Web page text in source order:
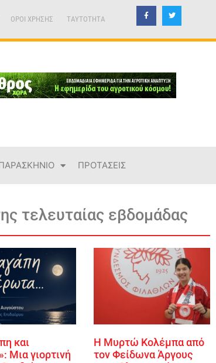
ΟΡΟΙ ΧΡΗΣΗΣ TAYTOTHTA
ΠΡΟΤΑΣΕΙΣ
τελευταίας εβδομάδας
και
Μια γιορτινή
Η Μυρτώ Κολέμπα από
τον Φείδωνα Άργους